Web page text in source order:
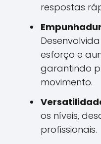
respostas
esforço e
garantindo
movimento.
os níveis,
profissionais.